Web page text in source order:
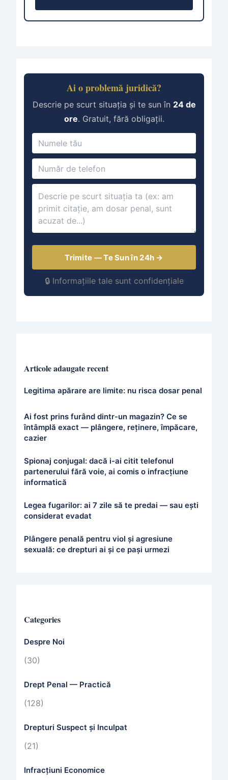
Ai o problemă juridică?
Descrie pe scurt situația și te sun în 24 de
ore. Gratuit, fără obligații.
Trimite — Te Sun în 24h →
🔒 Informațiile tale sunt confidențiale
Articole adaugate recent
Legitima apărare are limite: nu risca dosar penal
Ai fost prins furând dintr-un magazin? Ce se
întâmplă exact — plângere, reținere, împăcare,
cazier
Spionaj conjugal: dacă i-ai citit telefonul
partenerului fără voie, ai comis o infracțiune
informatică
Legea fugarilor: ai 7 zile să te predai — sau ești
considerat evadat
Plângere penală pentru viol și agresiune
sexuală: ce drepturi ai și ce pași urmezi
Categories
Despre Noi
(30)
Drept Penal — Practică
(128)
Drepturi Suspect și Inculpat
(21)
Infracțiuni Economice